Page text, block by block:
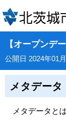
【オープンデ
公開日 2024年01
メタデータ
メタデータと